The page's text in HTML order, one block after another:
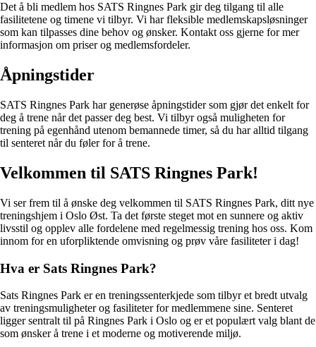
Det å bli medlem hos SATS Ringnes Park gir deg tilgang til alle
fasilitetene og timene vi tilbyr. Vi har fleksible medlemskapsløsninger
som kan tilpasses dine behov og ønsker. Kontakt oss gjerne for mer
informasjon om priser og medlemsfordeler.
Åpningstider
SATS Ringnes Park har generøse åpningstider som gjør det enkelt for
deg å trene når det passer deg best. Vi tilbyr også muligheten for
trening på egenhånd utenom bemannede timer, så du har alltid tilgang
til senteret når du føler for å trene.
Velkommen til SATS Ringnes Park!
Vi ser frem til å ønske deg velkommen til SATS Ringnes Park, ditt nye
treningshjem i Oslo Øst. Ta det første steget mot en sunnere og aktiv
livsstil og opplev alle fordelene med regelmessig trening hos oss. Kom
innom for en uforpliktende omvisning og prøv våre fasiliteter i dag!
Hva er Sats Ringnes Park?
Sats Ringnes Park er en treningssenterkjede som tilbyr et bredt utvalg
av treningsmuligheter og fasiliteter for medlemmene sine. Senteret
ligger sentralt til på Ringnes Park i Oslo og er et populært valg blant de
som ønsker å trene i et moderne og motiverende miljø.